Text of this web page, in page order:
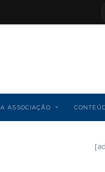
A ASSOCIAÇÃO